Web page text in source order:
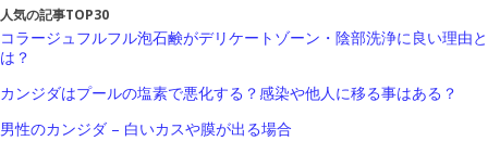
人気の記事TOP30
コラージュフルフル泡石鹸がデリケートゾーン・陰部洗浄に良い理由と
は？
カンジダはプールの塩素で悪化する？感染や他人に移る事はある？
男性のカンジダ – 白いカスや膜が出る場合